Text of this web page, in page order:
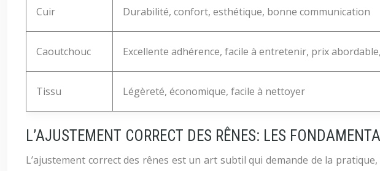
Cuir Durabilité, confort, esthétique, bonne communication
Caoutchouc Excellente adhérence, facile à entretenir, prix
Tissu Légèreté, économique, facile à nettoyer
L’AJUSTEMENT CORRECT DES RÊNES: LES
L’ajustement correct des rênes est un art subtil qui demande de la